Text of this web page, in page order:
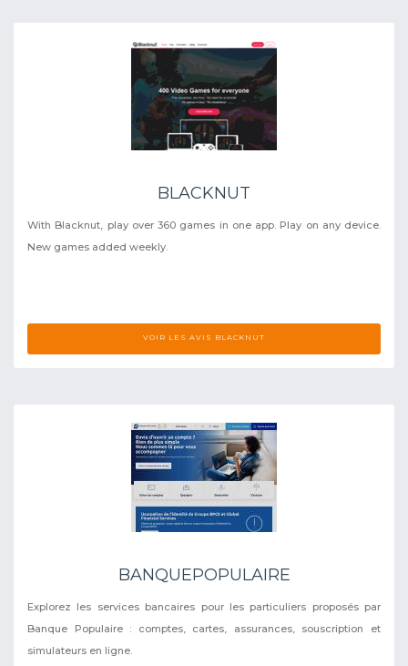
BLACKNUT
With Blacknut, play over 360 games in one app. Play on any device.
New games added weekly.
VOIR LES AVIS BLACKNUT
BANQUEPOPULAIRE
Explorez les services bancaires pour les particuliers proposés par
Banque Populaire : comptes, cartes, assurances, souscription et
simulateurs en ligne.